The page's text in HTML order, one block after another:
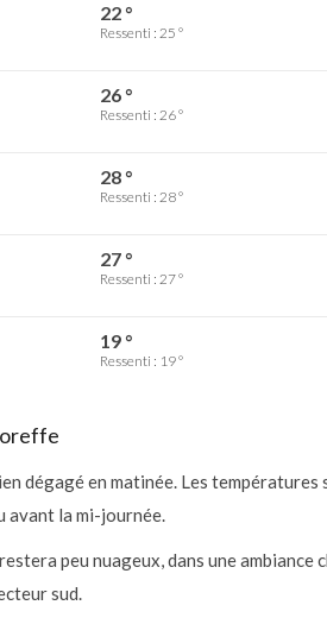
22 °
Ressenti : 25 °
26 °
Ressenti : 26 °
28 °
Ressenti : 28 °
27 °
Ressenti : 27 °
19 °
Ressenti : 19 °
dégagé en matinée. Les
avant la mi-journée.
peu nuageux, dans une ambiance
sud.